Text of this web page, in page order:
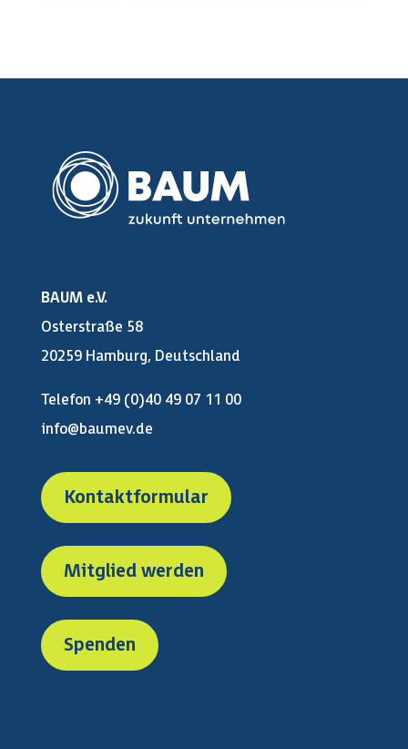
BAUM e.V.
Osterstraße 58
20259 Hamburg, Deutschland
Telefon +49 (0)40 49 07 11 00
info@baumev.de
Kontaktformular
Mitglied werden
Spenden